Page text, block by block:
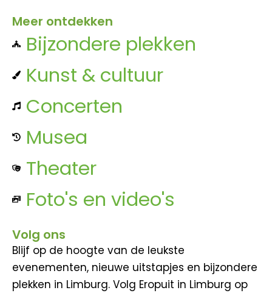
Meer ontdekken
Bijzondere plekken
Kunst & cultuur
Concerten
Musea
Theater
Foto's en video's
Volg ons
Blijf op de hoogte van de leukste
evenementen, nieuwe uitstapjes en bijzondere
plekken in Limburg. Volg Eropuit in Limburg op